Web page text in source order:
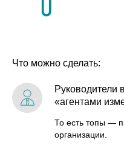
Что можно сделать:
Руководители
«агентами
То есть топы —
организации.